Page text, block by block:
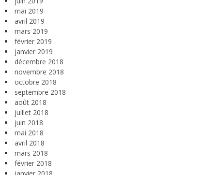
mai 2019
avril 2019
mars 2019
février 2019
janvier 2019
décembre 2018
novembre 2018
octobre 2018
septembre 2018
août 2018
juillet 2018
juin 2018
mai 2018
avril 2018
mars 2018
février 2018